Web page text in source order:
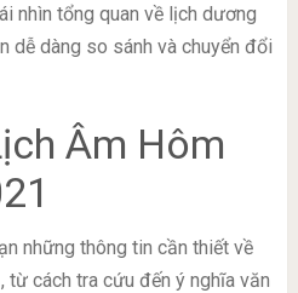
nhìn tổng quan về lịch dương
dễ dàng so sánh và chuyển đổi
Âm Hôm
những thông tin cần thiết về
từ cách tra cứu đến ý nghĩa văn